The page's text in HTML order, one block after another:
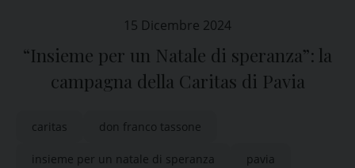
15 Dicembre 2024
“Insieme per un Natale di speranza”: la
campagna della Caritas di Pavia
caritas don franco tassone
insieme per un natale di speranza pavia